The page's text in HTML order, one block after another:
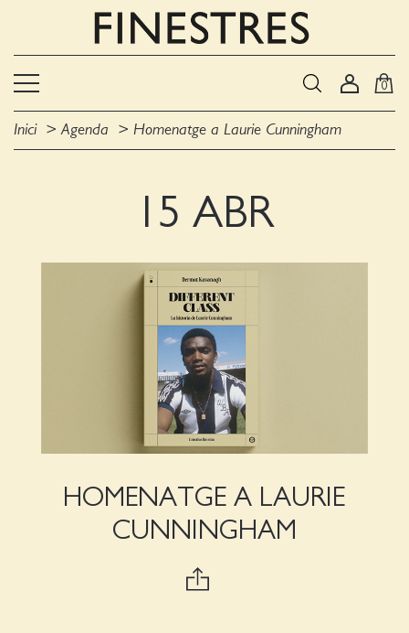
0
Inici Agenda Homenatge a Laurie Cunningham
15 ABR
HOMENATGE A LAURIE
CUNNINGHAM